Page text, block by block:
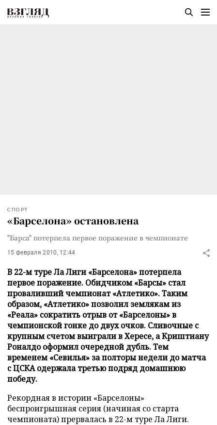
СПОРТ
«Барселона» остановлена
"Барса" потерпела первое поражение в чемпионате
15 февраля 2010, 12:44
В 22-м туре Ла Лиги «Барселона» потерпела
первое поражение. Обидчиком «Барсы» стал
проваливший чемпионат «Атлетико». Таким
образом, «Атлетико» позволил землякам из
«Реала» сократить отрыв от «Барселоны» в
чемпионской гонке до двух очков. Сливочные с
крупным счетом выиграли в Хересе, а Криштиану
Роналдо оформил очередной дубль. Тем
временем «Севилья» за полторы недели до матча
с ЦСКА одержала третью подряд домашнюю
победу.
Рекордная в истории «Барселоны»
беспроигрышная серия (начиная со старта
чемпионата) прервалась в 22-м туре Ла Лиги.